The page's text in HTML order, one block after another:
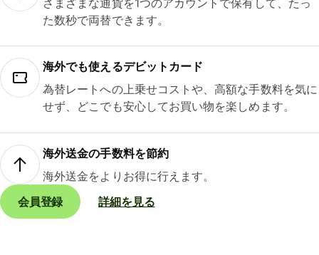
た数秒で両替できます。
海外でも使えるデビットカード
為替レートへの上乗せコストや、高額な手数料を気に
せず、どこでも安心してお買い物を楽しめます。
海外送金の手数料を節約
海外送金をよりお得に行えます。
会員登録
詳細を見る